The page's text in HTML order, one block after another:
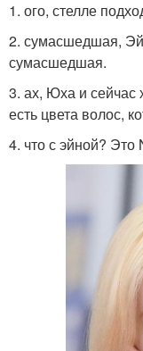
1. ого, стелле
2. сумасшедшая,
сумасшедшая.
3. ах, Юха и сейчас
есть цвета волос,
4. что с эйной? Это